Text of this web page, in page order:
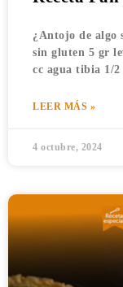
¿Antojo de algo
sin gluten 5 gr
cc agua tibia 1/2
LEER MÁS »
4 octubre, 2024